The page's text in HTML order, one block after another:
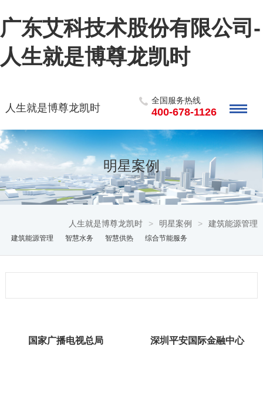
广东艾科技术股份有限公司-
人生就是博尊龙凯时
人生就是博尊龙凯时
全国服务热线
400-678-1126
明星案例
人生就是博尊龙凯时 > 明星案例 > 建筑能源管理
建筑能源管理 智慧水务 智慧供热 综合节能服务
国家广播电视总局 深圳平安国际金融中心